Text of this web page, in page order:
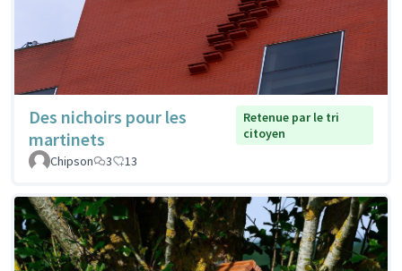
Des nichoirs pour les
martinets
Retenue par le tri
citoyen
Chipson
3 13